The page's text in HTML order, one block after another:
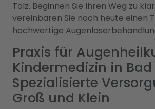
Tölz. Beginnen Sie Ihren Weg zu
vereinbaren Sie noch heute einen
hochwertige
Praxis für
Kindermedizin in Bad
Spezialisierte
Groß und Klein